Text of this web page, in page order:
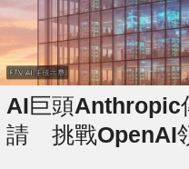
AI巨頭Anthropic
請 挑戰OpenAI